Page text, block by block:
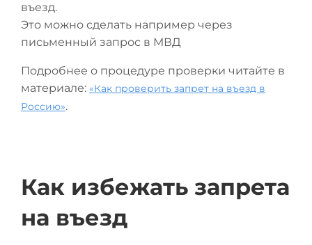
въезд.
Это можно сделать например через
письменный запрос в МВД
Подробнее о процедуре проверки читайте в
материале: «Как проверить запрет на въезд в
Россию».
Как избежать запрета
на въезд